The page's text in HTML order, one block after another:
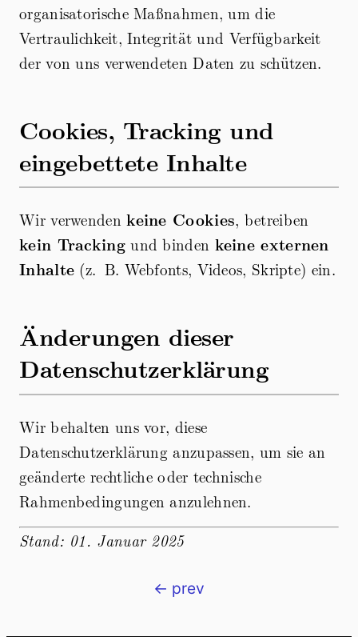
organisatorische Maßnahmen, um die
Vertraulichkeit, Integrität und Verfügbarkeit
der von uns verwendeten Daten zu schützen.
Cookies, Tracking und
eingebettete Inhalte
Wir verwendenkeine Cookies, betreiben
kein Trackingund binden keine externen
Inhalte (z. B. Webfonts, Videos, Skripte) ein.
Änderungen dieser
Datenschutzerklärung
Wir behalten uns vor, diese
Datenschutzerklärung anzupassen, um sie an
geänderte rechtliche oder technische
Rahmenbedingungen anzulehnen.
Stand: 01. Januar 2025
← prev